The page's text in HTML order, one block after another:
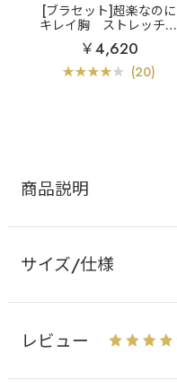
[ブラセット]超楽なのに
キレイ胸
ストレッチリ
ブ aimerfeel楽ブラ(R) ブ
ラジャー&ショーツ
￥4,620
(20)
商品説明
サイズ/仕様
レビュー